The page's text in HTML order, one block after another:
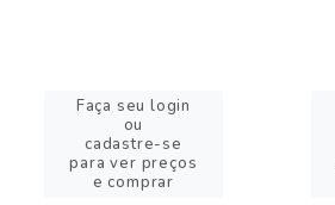
Faça seu login
ou
cadastre-se
para ver preços
e comprar